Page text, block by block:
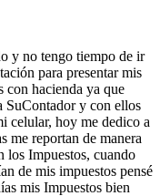
y no tengo tiempo de ir
para presentar mis
con hacienda ya que
SuContador y con ellos
celular, hoy me dedico a
me reportan de manera
Impuestos, cuando
de mis impuestos pensé
mis Impuestos bien